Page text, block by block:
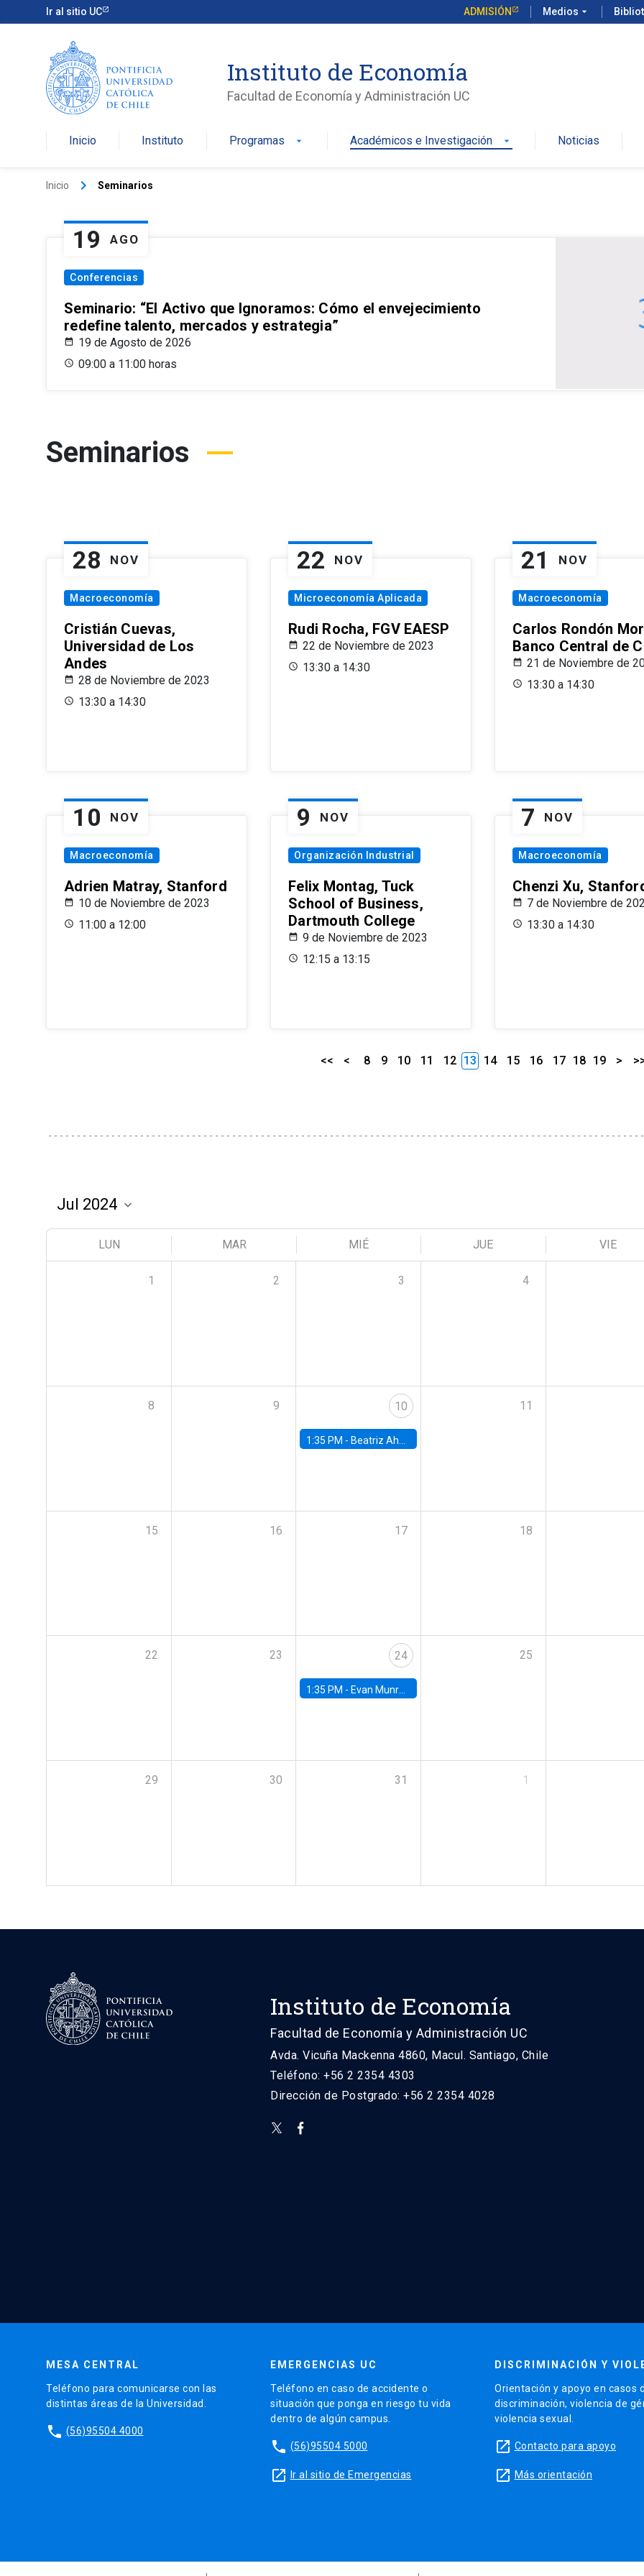
Ir al sitio UC ADMISIÓN Medios arrow_drop_down
Instituto de Economía
Facultad de Economía y Administración UC
Inicio Instituto Programas arrow_drop_down Académicos e Investigación arrow_drop_down Noticias
Inicio keyboard_arrow_right Seminarios
19 AGO
Conferencias
Seminario: “El Activo que Ignoramos: Cómo el envejecimiento
redefine talento, mercados y estrategia”
19 de Agosto de 2026
09:00 a 11:00 horas
Seminarios
28 NOV
Macroeconomía
Cristián Cuevas,
Universidad de Los
Andes
28 de Noviembre de 2023
13:30 a 14:30
22 NOV
Microeconomía Aplicada
Rudi Rocha, FGV EAESP
22 de Noviembre de 2023
13:30 a 14:30
21 NOV
Macroeconomía
Carlos Rondón
Banco Central de
21 de Noviembre de
13:30 a 14:30
10 NOV
Macroeconomía
Adrien Matray, Stanford
10 de Noviembre de 2023
11:00 a 12:00
9 NOV
Organización Industrial
Felix Montag, Tuck
School of Business,
Dartmouth College
9 de Noviembre de 2023
12:15 a 13:15
7 NOV
Macroeconomía
Chenzi Xu,
7 de Noviembre de
13:30 a 14:30
<< < 8 9 10 11 12 13 14 15 16 17 18 19 >
LUN MAR MIÉ JUE VIE
1 2 3 4
8 9 10
1:35 PM - Beatriz Ahumada, PhD candidate, Universidad de Pittsburgh
11
15 16 17 18
22 23 24
1:35 PM - Evan Munro, Neyman Visiting Assistant Professor in the Department of Statistics at UC Berkeley
25
29 30 31 1
Instituto de Economía
Facultad de Economía y Administración UC
Avda. Vicuña Mackenna 4860, Macul. Santiago, Chile
Teléfono: +56 2 2354 4303
Dirección de Postgrado: +56 2 2354 4028
MESA CENTRAL
Teléfono para comunicarse con las
distintas áreas de la Universidad.
phone (56)95504 4000
EMERGENCIAS UC
Teléfono en caso de accidente o
situación que ponga en riesgo tu vida
dentro de algún campus.
phone (56)95504 5000
launch Ir al sitio de Emergencias
DISCRIMINACIÓN Y
Orientación y apoyo en casos
discriminación, violencia de
violencia sexual.
launch Contacto para apoyo
launch Más orientación